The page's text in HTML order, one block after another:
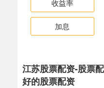
收益率
加息
江苏股票配资-股票
好的股票配资